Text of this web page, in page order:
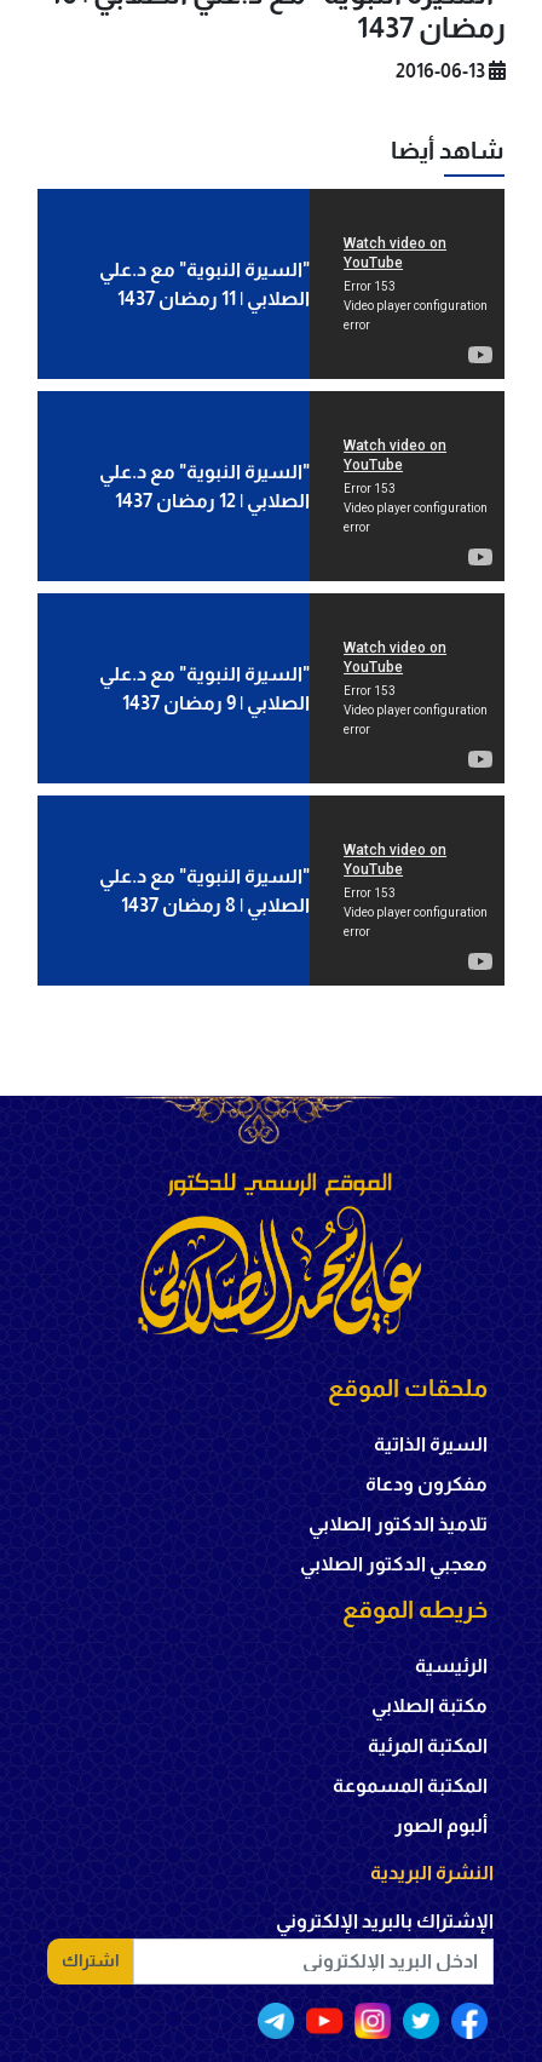
رمضان 1437
2016-06-13
شاهد أيضا
"السيرة النبوية" مع د.علي
الصلابي | 11 رمضان 1437
"السيرة النبوية" مع د.علي
الصلابي | 12 رمضان 1437
"السيرة النبوية" مع د.علي
الصلابي | 9 رمضان 1437
"السيرة النبوية" مع د.علي
الصلابي | 8 رمضان 1437
ملحقات الموقع
السيرة الذاتية
مفكرون ودعاة
تلاميذ الدكتور الصلابي
معجبي الدكتور الصلابي
خريطه الموقع
الرئيسية
مكتبة الصلابي
المكتبة المرئية
المكتبة المسموعة
ألبوم الصور
النشرة البريدية
الإشتراك بالبريد الإلكتروني
اشتراك